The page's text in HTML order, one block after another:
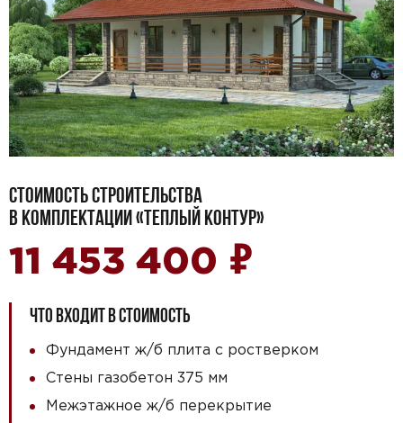
СТОИМОСТЬ СТРОИТЕЛЬСТВА
В КОМПЛЕКТАЦИИ «ТЕПЛЫЙ КОНТУР»
11 453 400 ₽
ЧТО ВХОДИТ В СТОИМОСТЬ
Фундамент ж/б плита с ростверком
Стены газобетон 375 мм
Межэтажное ж/б перекрытие